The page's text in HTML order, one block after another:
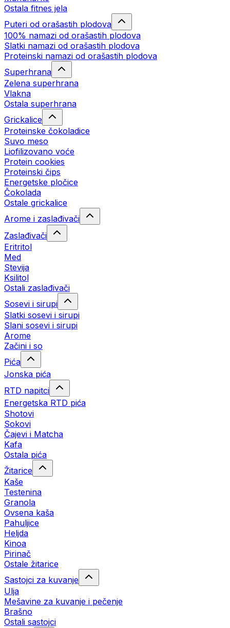
Ostala fitnes jela
Puteri od orašastih plodova
100% namazi od orašastih plodova
Slatki namazi od orašastih plodova
Proteinski namazi od orašastih plodova
Superhrana
Zelena superhrana
Vlakna
Ostala superhrana
Grickalice
Proteinske čokoladice
Suvo meso
Liofilizovano voće
Protein cookies
Proteinski čips
Energetske pločice
Čokolada
Ostale grickalice
Arome i zaslađivači
Zaslađivači
Eritritol
Med
Stevija
Ksilitol
Ostali zaslađivači
Sosevi i sirupi
Slatki sosevi i sirupi
Slani sosevi i sirupi
Arome
Začini i so
Pića
Jonska pića
RTD napitci
Energetska RTD pića
Shotovi
Sokovi
Čajevi i Matcha
Kafa
Ostala pića
Žitarice
Kaše
Testenina
Granola
Ovsena kaša
Pahuljice
Heljda
Kinoa
Pirinač
Ostale žitarice
Sastojci za kuvanje
Ulja
Mešavine za kuvanje i pečenje
Brašno
Ostali sastojci